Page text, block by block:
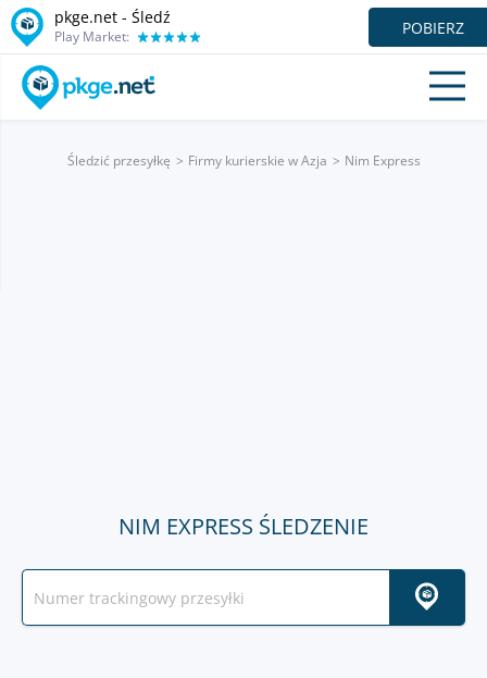
pkge.net - Śledź
Play Market: POBIERZ
Śledzić przesyłkę Firmy kurierskie w Azja Nim Express
NIM EXPRESS ŚLEDZENIE